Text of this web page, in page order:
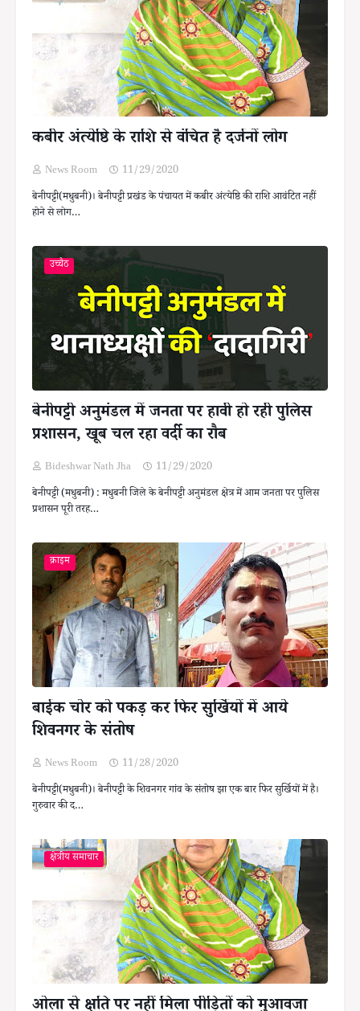
कबीर अंत्येष्ठि के राशि से वंचित है दर्जनों लोग
News Room
11/29/2020
बेनीपट्टी(मधुबनी)। बेनीपट्टी प्रखंड के पंचायत में कबीर अंत्येष्ठि की राशि आवंटित नहीं
होने से लोग…
उच्चैठ
बेनीपट्टी अनुमंडल में जनता पर हावी हो रही पुलिस
प्रशासन, खूब चल रहा वर्दी का रौब
Bideshwar Nath Jha
11/29/2020
बेनीपट्टी (मधुबनी) : मधुबनी जिले के बेनीपट्टी अनुमंडल क्षेत्र में आम जनता पर पुलिस
प्रशासन पूरी तरह…
क्राइम
बाईक चोर को पकड़ कर फिर सुर्खियों में आये
शिवनगर के संतोष
News Room
11/28/2020
बेनीपट्टी(मधुबनी)। बेनीपट्टी के शिवनगर गांव के संतोष झा एक बार फिर सुर्खियों में है।
गुरुवार की द…
क्षेत्रीय समाचार